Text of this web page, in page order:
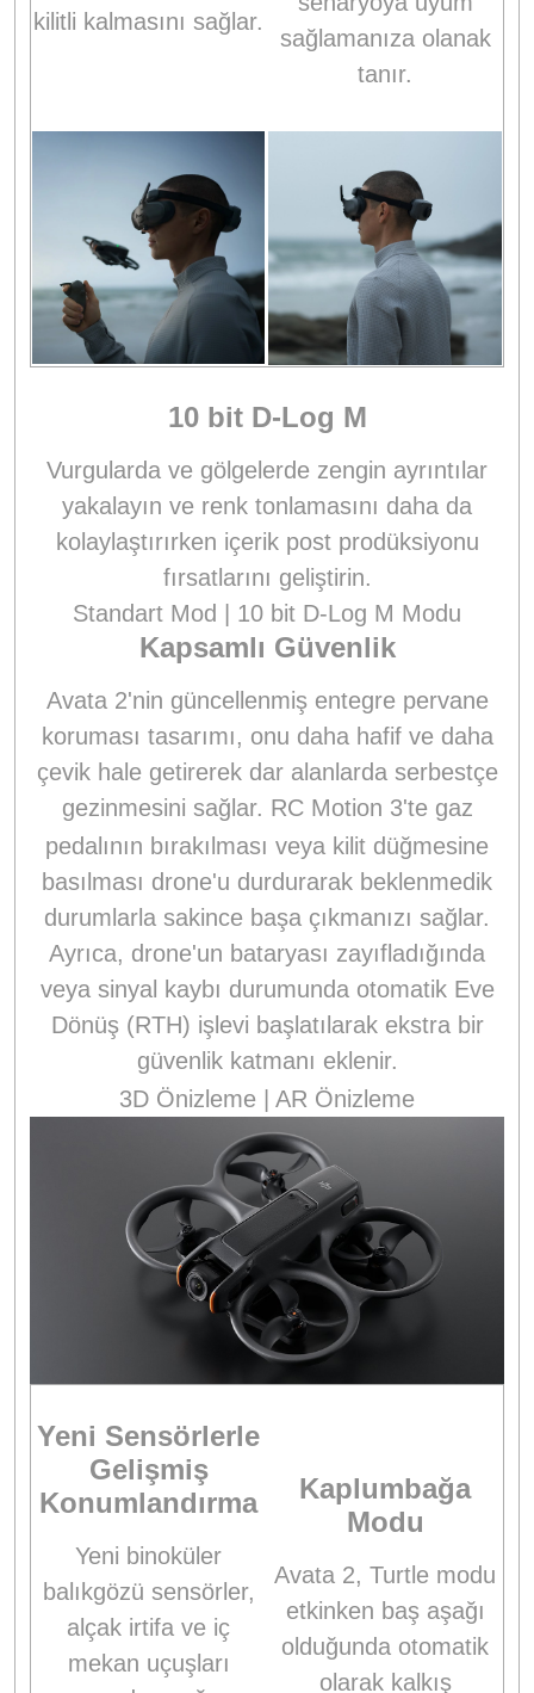
kilitli kalmasını sağlar.
sağlamanıza olanak
tanır.
10 bit D-Log M
Vurgularda ve gölgelerde zengin ayrıntılar
yakalayın ve renk tonlamasını daha da
kolaylaştırırken içerik post prodüksiyonu
fırsatlarını geliştirin.
Standart Mod | 10 bit D-Log M Modu
Kapsamlı Güvenlik
Avata 2'nin güncellenmiş entegre pervane
koruması tasarımı, onu daha hafif ve daha
çevik hale getirerek dar alanlarda serbestçe
gezinmesini sağlar. RC Motion 3'te gaz
pedalının bırakılması veya kilit düğmesine
basılması drone'u durdurarak beklenmedik
durumlarla sakince başa çıkmanızı sağlar.
Ayrıca, drone'un bataryası zayıfladığında
veya sinyal kaybı durumunda otomatik Eve
Dönüş (RTH) işlevi başlatılarak ekstra bir
güvenlik katmanı eklenir.
3D Önizleme | AR Önizleme
Yeni Sensörlerle
Gelişmiş
Konumlandırma
Yeni binoküler
balıkgözü sensörler,
alçak irtifa ve iç
mekan uçuşları
Kaplumbağa
Modu
Avata 2, Turtle modu
etkinken baş aşağı
olduğunda otomatik
olarak kalkış